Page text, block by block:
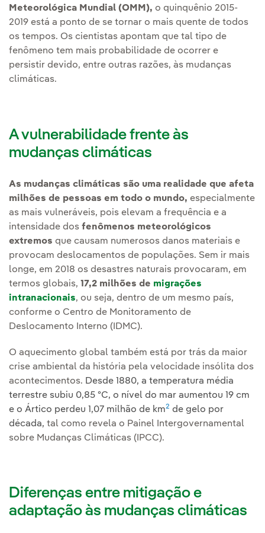
Meteorológica Mundial (OMM), o quinquênio 2015-
2019 está a ponto de se tornar o mais quente de todos
os tempos. Os cientistas apontam que tal tipo de
fenômeno tem mais probabilidade de ocorrer e
persistir devido, entre outras razões, às mudanças
climáticas.
A vulnerabilidade frente às
mudanças climáticas
As mudanças climáticas são uma realidade que afeta
milhões de pessoas em todo o mundo, especialmente
as mais vulneráveis, pois elevam a frequência e a
intensidade dos fenômenos meteorológicos
extremos que causam numerosos danos materiais e
provocam deslocamentos de populações. Sem ir mais
longe, em 2018 os desastres naturais provocaram, em
termos globais, 17,2 milhões de migrações
intranacionais, ou seja, dentro de um mesmo país,
conforme o Centro de Monitoramento de
Deslocamento Interno (IDMC).
O aquecimento global também está por trás da maior
crise ambiental da história pela velocidade insólita dos
acontecimentos. Desde 1880, a temperatura média
terrestre subiu 0,85 ºC, o nível do mar aumentou 19 cm
e o Ártico perdeu 1,07 milhão de km2 de gelo por
década, tal como revela o Painel Intergovernamental
sobre Mudanças Climáticas (IPCC).
Diferenças entre mitigação e
adaptação às mudanças climáticas